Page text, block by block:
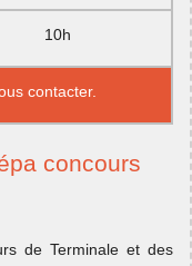
10h
contacter.
concours
de Terminale et des